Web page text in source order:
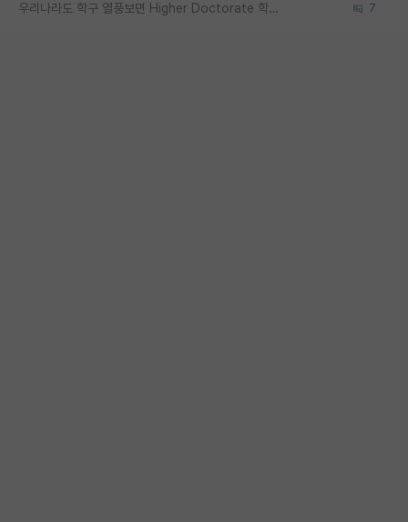
우리나라도 학구 열풍보면 Higher Doctorate 학위가 필요하다고 봅니다. 7